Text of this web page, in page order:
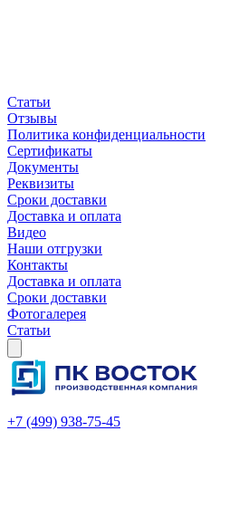
Статьи
Отзывы
Политика конфиденциальности
Сертификаты
Документы
Реквизиты
Сроки доставки
Доставка и оплата
Видео
Наши отгрузки
Контакты
Доставка и оплата
Сроки доставки
Фотогалерея
Статьи
+7 (499) 938-75-45